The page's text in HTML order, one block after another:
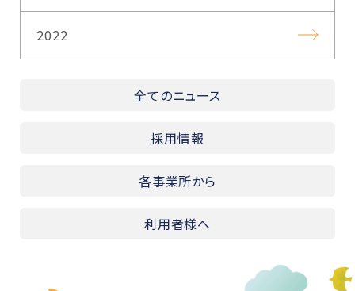
2022
全てのニュース
採用情報
各事業所から
利用者様へ